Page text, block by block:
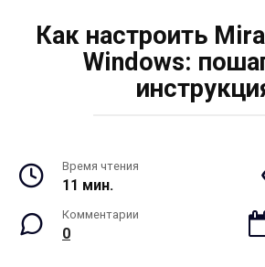
Как настроить
Windows:
Время чтения
11 мин.
Комментарии
0